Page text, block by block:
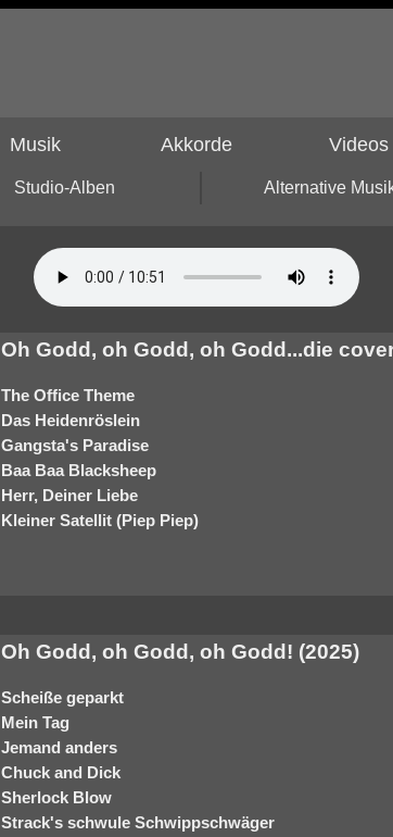
Musik Akkorde Videos
Studio-Alben Alternative
Oh Godd, oh Godd, oh Godd...die
The Office Theme
Das Heidenröslein
Gangsta's Paradise
Baa Baa Blacksheep
Herr, Deiner Liebe
Kleiner Satellit (Piep Piep)
Oh Godd, oh Godd, oh Godd! (2025)
Scheiße geparkt
Mein Tag
Jemand anders
Chuck and Dick
Sherlock Blow
Strack's schwule Schwippschwäger